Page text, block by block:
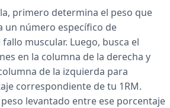
primero determina el peso que
un número específico de
muscular. Luego, busca el
en la columna de la derecha y
de la izquierda para
correspondiente de tu 1RM.
levantado entre ese porcentaje